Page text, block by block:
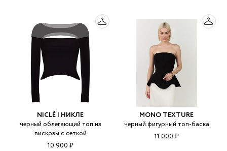
NICLÉ | НИКЛЕ
черный облегающий топ из
вискозы с сеткой
10 900 ₽
MONO TEXTURE
черный фигурный топ-баска
11 000 ₽